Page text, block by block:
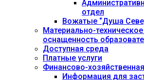
отдел
Вожатые “Душа
Материально-
оснащенность
Доступная среда
Платные услуги
Финансово-
Информация для